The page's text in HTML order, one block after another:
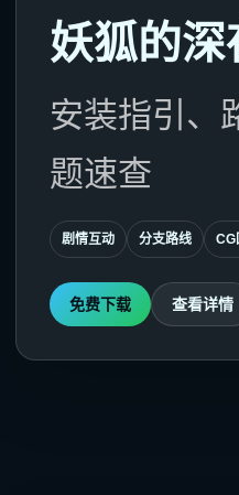
妖狐的深
安装指引、
题速查
剧情互动 分支路线 CG
免费下载 查看详情